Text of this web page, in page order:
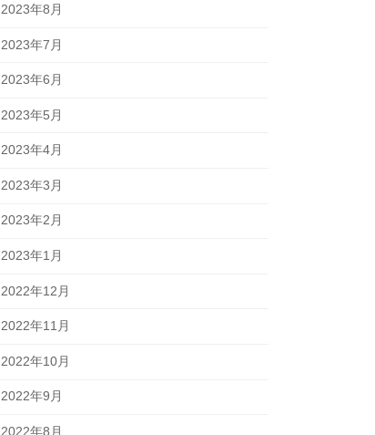
2023年8月
2023年7月
2023年6月
2023年5月
2023年4月
2023年3月
2023年2月
2023年1月
2022年12月
2022年11月
2022年10月
2022年9月
2022年8月